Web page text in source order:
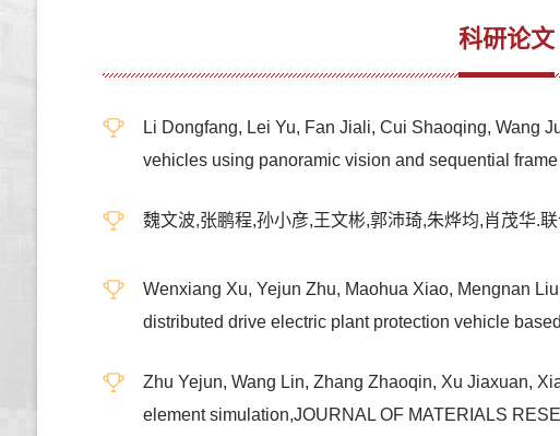
科研论文
Li Dongfang, Lei Yu, Fan Jiali, Cui Shaoqing, Wang
vehicles using panoramic vision and sequential
魏文波,张鹏程,孙小彦,王文彬,郭沛琦,朱烨均,肖茂华.
Wenxiang Xu, Yejun Zhu, Maohua Xiao, Mengnan
distributed drive electric plant protection vehicle
Zhu Yejun, Wang Lin, Zhang Zhaoqin, Xu Jiaxuan,
element simulation,JOURNAL OF MATERIALS